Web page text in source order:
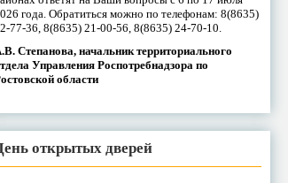
года. Обратиться можно по телефонам: 8(8635)
77-36, 8(8635) 21-00-56, 8(8635) 24-70-10.
Степанова, начальник территориального
Управления Роспотребнадзора по
области
открытых дверей